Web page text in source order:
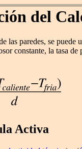
del
las paredes, se puede
constante, la tasa de
Activa